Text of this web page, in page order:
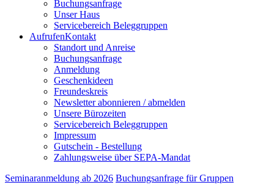
Buchungsanfrage
Unser Haus
Servicebereich Beleggruppen
AufrufenKontakt
Standort und Anreise
Buchungsanfrage
Anmeldung
Geschenkideen
Freundeskreis
Newsletter abonnieren / abmelden
Unsere Bürozeiten
Servicebereich Beleggruppen
Impressum
Gutschein - Bestellung
Zahlungsweise über SEPA-Mandat
Seminaranmeldung ab 2026 Buchungsanfrage für Gruppen